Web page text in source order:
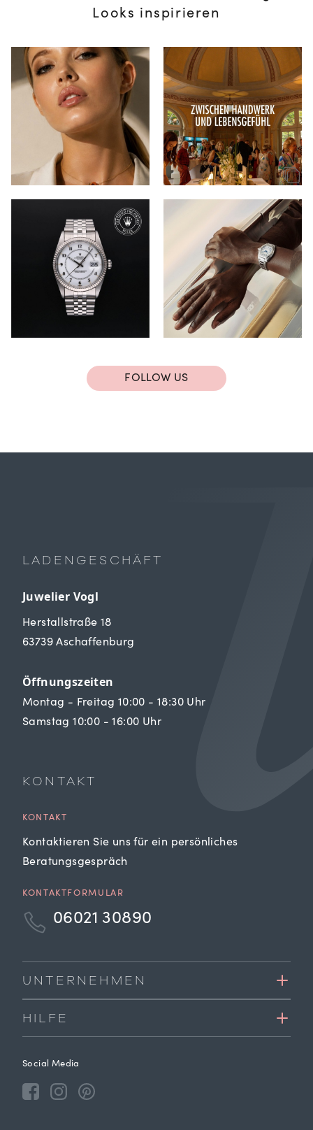
Looks inspirieren
FOLLOW US
LADENGESCHÄFT
Juwelier Vogl
Herstallstraße 18
63739 Aschaffenburg
Öffnungszeiten
Montag - Freitag 10:00 - 18:30 Uhr
Samstag 10:00 - 16:00 Uhr
KONTAKT
KONTAKT
Kontaktieren Sie uns für ein persönliches
Beratungsgespräch
KONTAKTFORMULAR
06021 30890
UNTERNEHMEN
HILFE
Social Media